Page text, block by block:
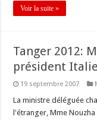
Voir la suite »
Tanger 2012:
président
19 septembre 2007
La ministre déléguée
l'étranger, Mme